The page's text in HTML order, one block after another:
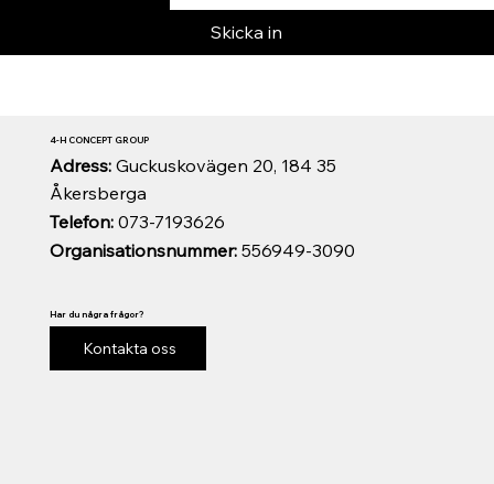
Skicka in
Organisationsnummer:556949-3090
Telefon:073-7193626
Adress: Guckuskovägen 20, 184 35
Åkersberga
4-H CONCEPT GROUP
Har du några frågor?
Kontakta oss